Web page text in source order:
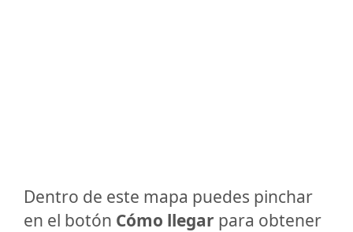
Dentro de este mapa puedes pinchar
en el botón Cómo llegar para obtener